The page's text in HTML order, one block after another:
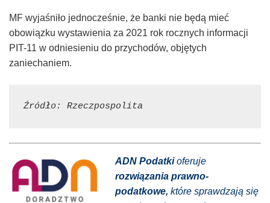
MF wyjaśniło jednocześnie, że banki nie będą mieć
obowiązku wystawienia za 2021 rok rocznych informacji
PIT-11 w odniesieniu do przychodów, objętych
zaniechaniem.
Źródło: Rzeczpospolita
ADN Podatkioferuje
rozwiązania prawno-
podatkowe, które sprawdzają się